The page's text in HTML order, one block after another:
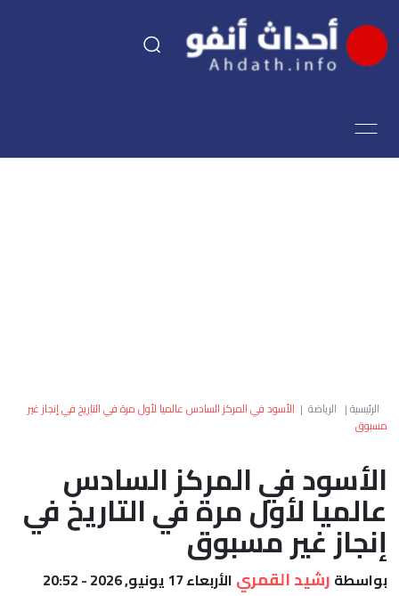
اقتصاد
العالم
الصحراء
الرئيسية| الرياضة | الأسود في المركز السادس عالميا لأول مرة في التاريخ في إنجاز غير
مسبوق
الأسود في المركز السادس
عالميا لأول مرة في التاريخ في
إنجاز غير مسبوق
بواسطة رشيد القمري الأربعاء 17 يونيو, 2026 - 20:52